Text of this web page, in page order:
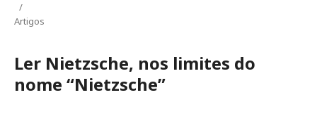
/
Artigos
Ler Nietzsche, nos limites do
nome “Nietzsche”